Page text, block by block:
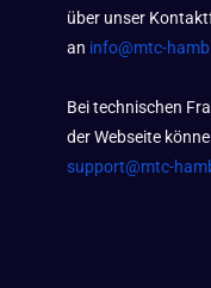
über unser
an info@mtc-
Bei technischen
der Webseite
support@mtc-